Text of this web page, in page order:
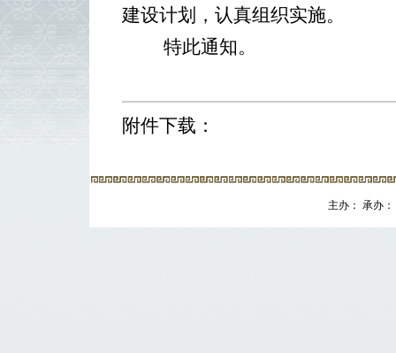
建设计划，认真组织实施。
特此通知。
附件下载：
主办： 承办